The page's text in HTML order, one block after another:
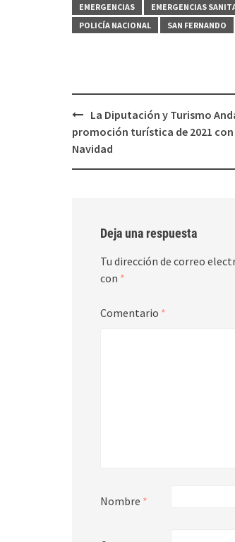
EMERGENCIAS
EMERGENCIAS
POLICÍA NACIONAL
SAN FERNANDO
Navegación
de
entradas
La Diputación y Turismo
promoción turística de 2021
Navidad
Deja una respuesta
Tu dirección de correo
con *
Comentario *
Nombre *